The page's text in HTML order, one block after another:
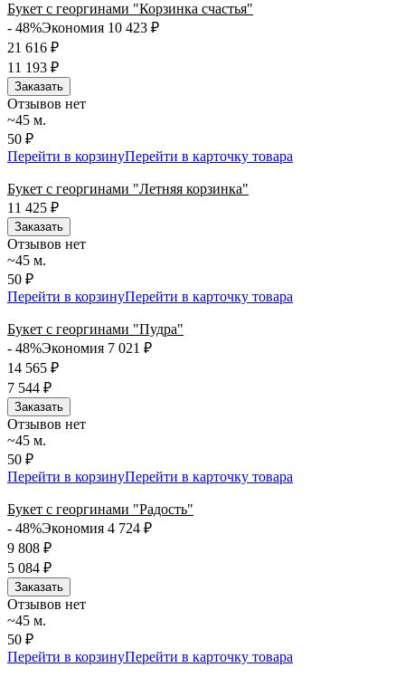
Букет с георгинами "Корзинка счастья"
- 48%Экономия 10 423 ₽
21 616 ₽
11 193 ₽
Заказать
Отзывов нет
~45 м.
50 ₽
Перейти в корзинуПерейти в карточку товара
Букет с георгинами "Летняя корзинка"
11 425 ₽
Заказать
Отзывов нет
~45 м.
50 ₽
Перейти в корзинуПерейти в карточку товара
Букет с георгинами "Пудра"
- 48%Экономия 7 021 ₽
14 565 ₽
7 544 ₽
Заказать
Отзывов нет
~45 м.
50 ₽
Перейти в корзинуПерейти в карточку товара
Букет с георгинами "Радость"
- 48%Экономия 4 724 ₽
9 808 ₽
5 084 ₽
Заказать
Отзывов нет
~45 м.
50 ₽
Перейти в корзинуПерейти в карточку товара